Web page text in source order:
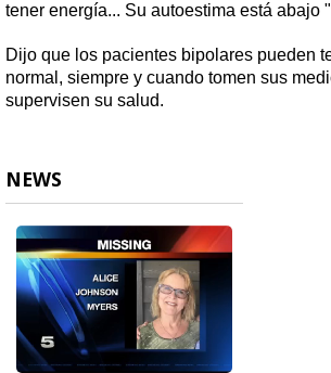
tener energía... Su autoestima está abajo
Dijo que los pacientes bipolares pueden
normal, siempre y cuando tomen sus
supervisen su salud.
NEWS